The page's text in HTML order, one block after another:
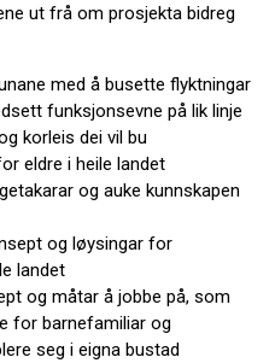
ut frå om prosjekta bidreg
med å busette flyktningar
funksjonsevne på lik linje
korleis dei vil bu
eldre i heile landet
og auke kunnskapen
og løysingar for
landet
og måtar å jobbe på, som
for barnefamiliar og
seg i eigna bustad